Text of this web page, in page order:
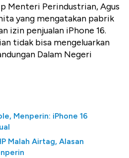
Menteri Perindustrian, Agus
yang mengatakan pabrik
izin penjualan iPhone 16.
tidak bisa mengeluarkan
Dalam Negeri
Menperin: iPhone 16
Malah Airtag, Alasan